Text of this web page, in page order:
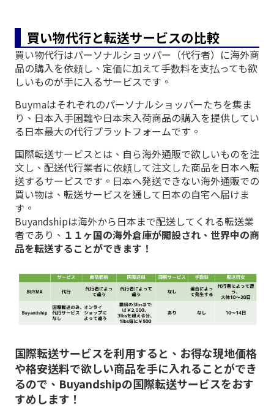
買い物代行と転送サービスの比較
買い物代行はパーソナルショッパー（代行者）に海外商
品の購入を依頼し、定価に加えて手数料を支払っても欲
しいものが手に入るサービスです。
Buymaはそれぞれのパーソナルショッパーたちを集ま
り、日本入手困難や日本未入荷商品の購入を提供してい
る日本最大の代行プラットフォームです。
国際転送サービスとは、自ら海外通販で欲しいものを注
文し、配送代行業者に依頼して注文した商品を日本へ転
送するサービスです。日本へ発送できない海外通販での
買い物は、転送サービスを通して日本の自宅へ届けま
す。
Buyandshipは海外から日本まで配送してくれる転送業
者であり、 １１ヶ国の海外倉庫が開設され、世界中の商
品を転送することができます！
国際転送サービスを利用すると、お得な現地価格
や格安送料で欲しい商品を手に入れることができ
るので、Buyandshipの国際転送サービスをおす
すめします！